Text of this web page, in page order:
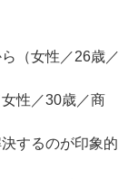
（女性／26歳／
性／30歳／商
するのが印象的